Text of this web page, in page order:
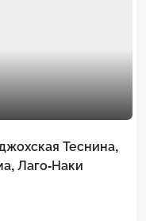
Теснина,
Лаго-Наки